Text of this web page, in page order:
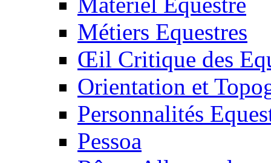
Métiers Equestres
Œil Critique des
Orientation et
Personnalités
Pessoa